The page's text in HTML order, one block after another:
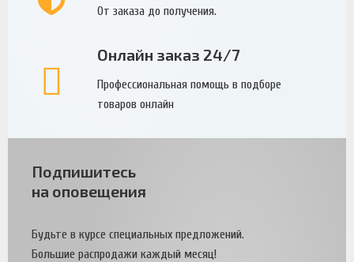
От заказа до получения.
Онлайн заказ 24/7
Профессиональная помощь в подборе
товаров онлайн
Подпишитесь
на оповещения
Будьте в курсе специальных предложений.
Большие распродажи каждый месяц!